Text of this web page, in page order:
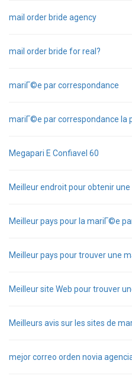
mail order bride agency
mail order bride for real?
mariГ©e par correspondance
mariГ©e par correspondance la
Megapari E Confiavel 60
Meilleur endroit pour obtenir
Meilleur pays pour la mariГ©e
Meilleur pays pour trouver une
Meilleur site Web pour trouver
Meilleurs avis sur les sites de
mejor correo orden novia